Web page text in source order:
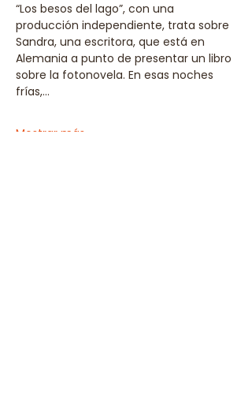
“Los besos del lago”, con una
producción independiente, trata sobre
Sandra, una escritora, que está en
Alemania a punto de presentar un libro
sobre la fotonovela. En esas noches
frías,…
Mostrar más